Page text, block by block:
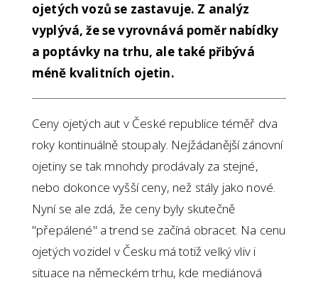
ojetých vozů se zastavuje. Z analýz
vyplývá, že se vyrovnává poměr nabídky
a poptávky na trhu, ale také přibývá
méně kvalitních ojetin.
Ceny ojetých aut v České republice téměř dva
roky kontinuálně stoupaly. Nejžádanější zánovní
ojetiny se tak mnohdy prodávaly za stejné,
nebo dokonce vyšší ceny, než stály jako nové.
Nyní se ale zdá, že ceny byly skutečně
"přepálené" a trend se začíná obracet. Na cenu
ojetých vozidel v Česku má totiž velký vliv i
situace na německém trhu, kde mediánová